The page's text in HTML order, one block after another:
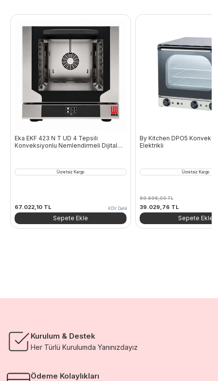
Eka EKF 423 N T UD 4 Tepsili
Konveksiyonlu Nemlendirmeli Dijital
Ücretsiz Kargo
67.022,10 TL KDV Dahil
Sepete Ekle
By Kitchen DPO5
Elektrikli
Ücretsiz Kargo
69.696,00TL
Orijinal
fiyat:
69.696,00 TL.
39.029,76 TL
andaki
fiyat:
Sepete Ekle
Kurulum & Destek
Her Türlü Kurulumda Yanınızdayız
Ödeme Kolaylıkları